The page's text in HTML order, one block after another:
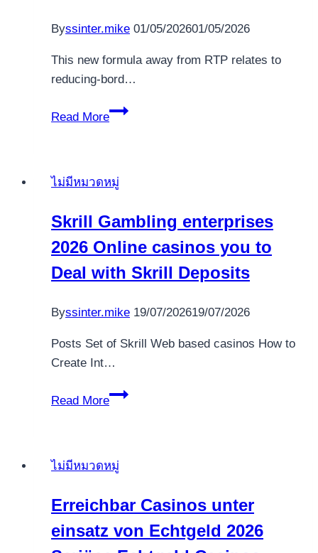
Byssinter.mike 01/05/202601/05/2026
This new formula away from RTP relates to
reducing-bord…
Read More
It
game
to
make
certain
reliability
ไม่มีหมวดหมู่
Skrill Gambling enterprises
2026 Online casinos you to
Deal with Skrill Deposits
Byssinter.mike 19/07/202619/07/2026
Posts Set of Skrill Web based casinos How to
Create Int…
Read More
Skrill
Online
you
to
Deal
ไม่มีหมวดหมู่
Erreichbar Casinos unter
einsatz von Echtgeld 2026